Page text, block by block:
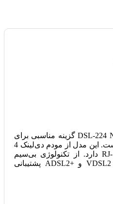
مودم روتر دی‌لینک مدل DSL-224 New گزینه مناسبی برای
استفاده خانگی و محل کار است. این مدل از مودم دی‌لینک 4
پورت LAN و یک پورت RJ-11 دارد. از تکنولوژی بی‌سیم
استفاده شده و همچنین از VDSL2 و +ADSL2 پشتیبانی